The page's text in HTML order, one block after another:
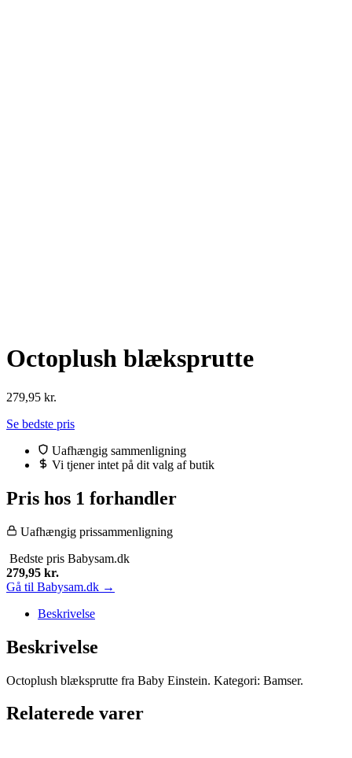
Octoplush blæksprutte
279,95 kr.
Se bedste pris
Uafhængig sammenligning
Vi tjener intet på dit valg af butik
Pris hos 1 forhandler
Uafhængig prissammenligning
Bedste pris Babysam.dk
279,95 kr.
Gå til Babysam.dk →
Beskrivelse
Beskrivelse
Octoplush blæksprutte fra Baby Einstein. Kategori: Bamser.
Relaterede varer